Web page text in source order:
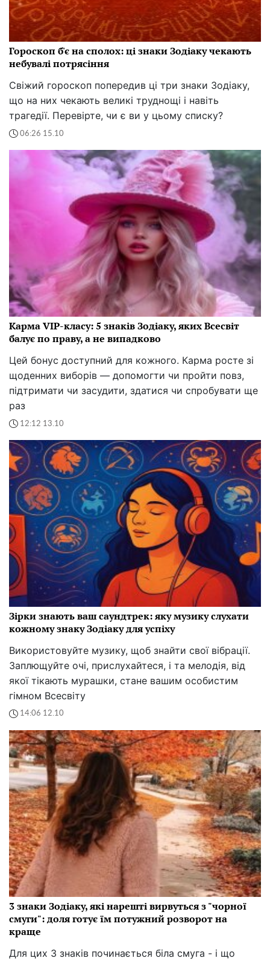
Гороскоп б'є на сполох: ці знаки Зодіаку чекають
небувалі потрясіння
Свіжий гороскоп попередив ці три знаки Зодіаку,
що на них чекають великі труднощі і навіть
трагедії. Перевірте, чи є ви у цьому списку?
06:26 15.10
Карма VIP-класу: 5 знаків Зодіаку, яких Всесвіт
балує по праву, а не випадково
Цей бонус доступний для кожного. Карма росте зі
щоденних виборів — допомогти чи пройти повз,
підтримати чи засудити, здатися чи спробувати ще
раз
12:12 13.10
Зірки знають ваш саундтрек: яку музику слухати
кожному знаку Зодіаку для успіху
Використовуйте музику, щоб знайти свої вібрації.
Заплющуйте очі, прислухайтеся, і та мелодія, від
якої тікають мурашки, стане вашим особистим
гімном Всесвіту
14:06 12.10
3 знаки Зодіаку, які нарешті вирвуться з "чорної
смуги": доля готує їм потужний розворот на
краще
Для цих 3 знаків починається біла смуга - і що